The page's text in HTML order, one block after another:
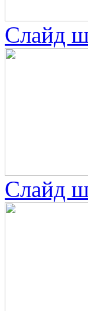
Слайд
Слайд